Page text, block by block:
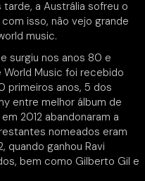
a Austrália sofreu o
isso, não vejo grande
music.
surgiu nos anos 80 e
Music foi recebido
primeiros anos, 5 dos
entre melhor álbum de
2012 abandonaram a
nomeados eram
quando ganhou Ravi
bem como Gilberto Gil e